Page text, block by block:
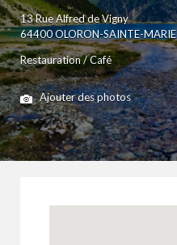
13 Rue Alfred de Vigny
64400 OLORON-SAINTE-MARIE
Restauration / Café
Ajouter des photos